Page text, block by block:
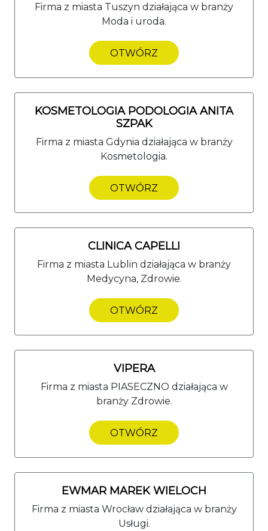
Firma z miasta Tuszyn działająca w branży
Moda i uroda.
OTWÓRZ
KOSMETOLOGIA PODOLOGIA ANITA
SZPAK
Firma z miasta Gdynia działająca w branży
Kosmetologia.
OTWÓRZ
CLINICA CAPELLI
Firma z miasta Lublin działająca w branży
Medycyna, Zdrowie.
OTWÓRZ
VIPERA
Firma z miasta PIASECZNO działająca w
branży Zdrowie.
OTWÓRZ
EWMAR MAREK WIELOCH
Firma z miasta Wrocław działająca w branży
Usługi.